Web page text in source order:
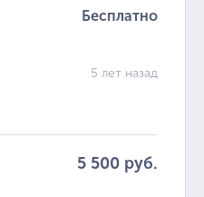
Бесплатно
5 лет назад
5 500 руб.